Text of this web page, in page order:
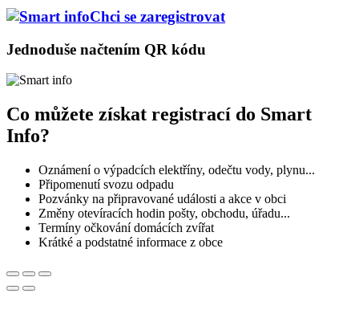
Chci se zaregistrovat
Jednoduše načtením QR kódu
Co můžete získat registrací do Smart
Info?
Oznámení o výpadcích elektříny, odečtu vody, plynu...
Připomenutí svozu odpadu
Pozvánky na připravované události a akce v obci
Změny otevíracích hodin pošty, obchodu, úřadu...
Termíny očkování domácích zvířat
Krátké a podstatné informace z obce